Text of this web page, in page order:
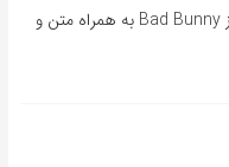
آهنگ اسپانیایی Booker T از Bad Bunny به همراه متن و